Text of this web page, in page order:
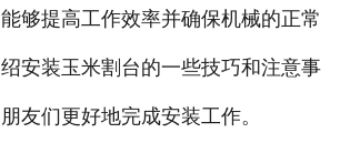
够提高工作效率并确保机械的正常
安装玉米割台的一些技巧和注意事
友们更好地完成安装工作。